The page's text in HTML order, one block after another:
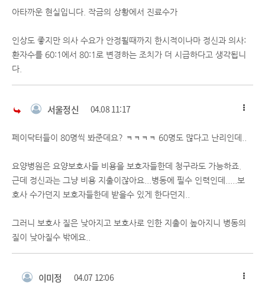
아타까운 현실입니다. 작금의 상황에서 진료수가
인상도 좋지만 의사 수요가 안정될때까지 한시적이나마 정신과 의사:
환자수를 60:1에서 80:1로 변경하는 조치가 더 시급하다고 생각됩니
다.
서울정신 04.08 11:17
페이닥터들이 80명씩 봐준데요? ㅋㅋㅋㅋ 60명도 많다고 난리인데..
요양병원은 요양보호사들 비용을 보호자들한데 청구라도 가능하죠.
근데 정신과는 그냥 비용 지출이잖아요...병동에 필수 인력인데.....보
호사 수가던지 보호자들한데 받을수 있게 한다던지..
그러니 보호사 질은 낮아지고 보호사로 인한 지출이 높아지니 병동의
질이 낮아질수 밖에요..
이미정 04.07 12:06